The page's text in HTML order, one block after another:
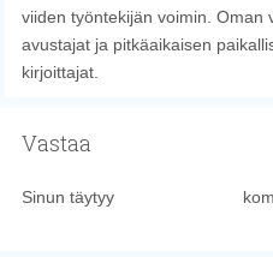
viiden työntekijän voimin. Oman
avustajat ja pitkäaikaisen
kirjoittajat.
Vastaa
Sinun täytyy